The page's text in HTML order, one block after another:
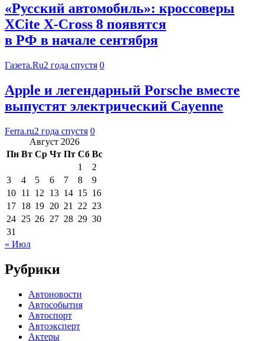
«Русский автомобиль»: кроссоверы
XCite X-Cross 8 появятся
в РФ в начале сентября
Газета.Ru2 года спустя 0
Apple и легендарный Porsche вместе
выпустят электрический Cayenne
Ferra.ru2 года спустя 0
Август 2026
Пн Вт Ср Чт Пт Сб Вс
1
2
3
4 5 6 7 8
9
10 11 12 13 14 15 16
17 18 19 20 21 22 23
24 25 26 27 28 29 30
31
« Июл
Рубрики
Автоновости
Автособытия
Автоспорт
Автоэксперт
Актеры